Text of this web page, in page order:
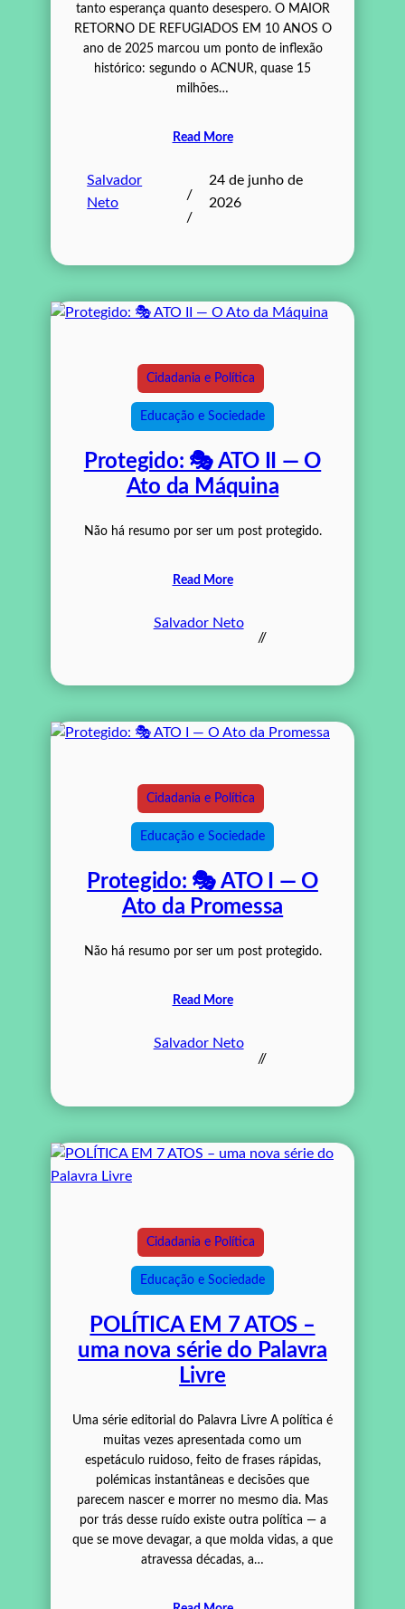
tanto esperança quanto desespero. O MAIOR
RETORNO DE REFUGIADOS EM 10 ANOS O
ano de 2025 marcou um ponto de inflexão
histórico: segundo o ACNUR, quase 15
milhões…
Read More
Salvador
Neto
/
/
24 de junho de
2026
Cidadania e Política
Educação e Sociedade
Protegido: 🎭 ATO II — O
Ato da Máquina
Não há resumo por ser um post protegido.
Read More
Salvador Neto
//
Cidadania e Política
Educação e Sociedade
Protegido: 🎭 ATO I — O
Ato da Promessa
Não há resumo por ser um post protegido.
Read More
Salvador Neto
//
Cidadania e Política
Educação e Sociedade
POLÍTICA EM 7 ATOS –
uma nova série do Palavra
Livre
Uma série editorial do Palavra Livre A política é
muitas vezes apresentada como um
espetáculo ruidoso, feito de frases rápidas,
polémicas instantâneas e decisões que
parecem nascer e morrer no mesmo dia. Mas
por trás desse ruído existe outra política — a
que se move devagar, a que molda vidas, a que
atravessa décadas, a…